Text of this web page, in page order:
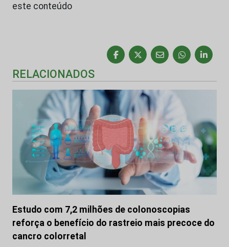
este conteúdo
RELACIONADOS
Estudo com 7,2 milhões de colonoscopias
reforça o benefício do rastreio mais precoce do
cancro colorretal